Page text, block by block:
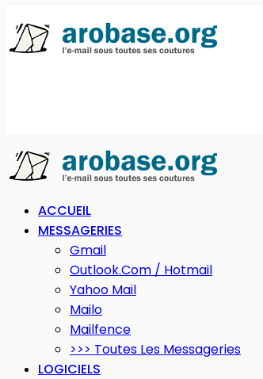
ACCUEIL
MESSAGERIES
Gmail
Outlook.com / Hotmail
Yahoo Mail
Mailo
Mailfence
>>> Toutes Les Messageries
LOGICIELS